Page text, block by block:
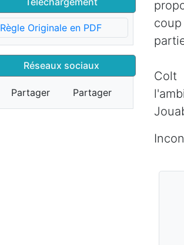
Règle Originale en PDF
Réseaux sociaux
Partager Partager
Colt